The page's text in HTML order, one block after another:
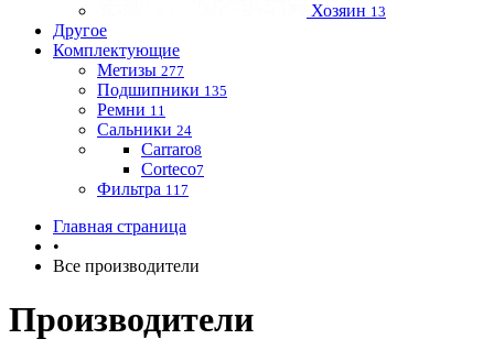
Хозяин 13
Другое
Комплектующие
Метизы 277
Подшипники 135
Ремни 11
Сальники 24
Carraro8
Corteco7
Фильтра 117
Главная страница
•
Все производители
Производители